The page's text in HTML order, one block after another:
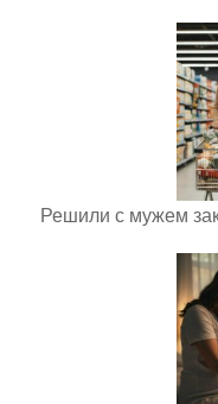
Решили с мужем